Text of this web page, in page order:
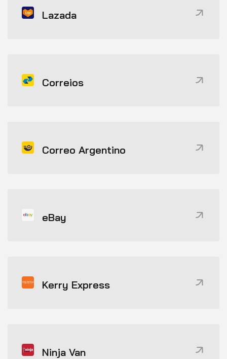
Lazada
Correios
Correo Argentino
eBay
Kerry Express
Ninja Van